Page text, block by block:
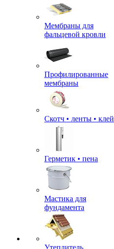
Мембраны для
фальцевой кровли
Профилированные
мембраны
Скотч • ленты • клей
Герметик • пена
Мастика для
фундамента
Утеплитель